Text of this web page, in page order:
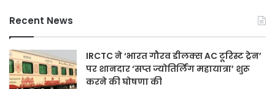
Recent News
IRCTC ने ‘भारत गौरव डीलक्स AC टूरिस्ट ट्रेन’
पर शानदार ‘सप्त ज्योतिर्लिंग महायात्रा’ शुरू
करने की घोषणा की